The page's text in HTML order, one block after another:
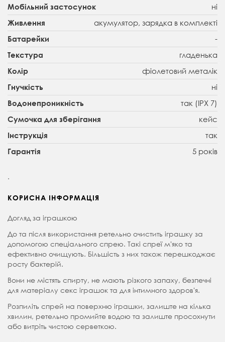
Мобільний застосунок ні
Живлення акумулятор, зарядка в комплекті
Батарейки -
Текстура гладенька
Колір фіолетовий металік
Гнучкість ні
Водонепроникність так (IPX 7)
Сумочка для зберігання кейс
Інструкція так
Гарантія 5 років
.
КОРИСНА ІНФОРМАЦІЯ
Догляд за іграшкою
До та після використання ретельно очистить іграшку за
допомогою спеціального спрею. Такі спреї мʼяко та
ефективно очищують. Більшість з них також перешкоджає
росту бактерій.
Вони не містять спирту, не мають різкого запаху, безпечні
для матеріалу секс іграшок та для інтимного здоровʼя.
Розпиліть спрей на поверхню іграшки, залиште на кілька
хвилин, ретельно промийте водою та залиште просохнути
або витріть чистою серветкою.